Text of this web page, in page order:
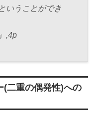
いうことができ
,4p
(二重の偶発性)への